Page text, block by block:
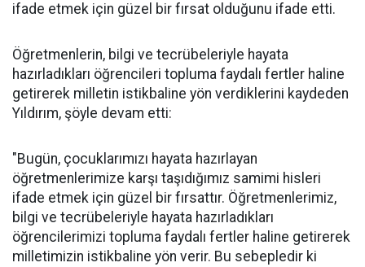
ifade etmek için güzel bir fırsat olduğunu ifade etti.
Öğretmenlerin, bilgi ve tecrübeleriyle hayata
hazırladıkları öğrencileri topluma faydalı fertler haline
getirerek milletin istikbaline yön verdiklerini kaydeden
Yıldırım, şöyle devam etti:
"Bugün, çocuklarımızı hayata hazırlayan
öğretmenlerimize karşı taşıdığımız samimi hisleri
ifade etmek için güzel bir fırsattır. Öğretmenlerimiz,
bilgi ve tecrübeleriyle hayata hazırladıkları
öğrencilerimizi topluma faydalı fertler haline getirerek
milletimizin istikbaline yön verir. Bu sebepledir ki